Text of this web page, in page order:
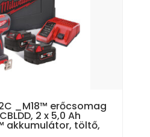
_M18™ erőcsomag
2 x 5,0 Ah
akkumulátor, töltő,